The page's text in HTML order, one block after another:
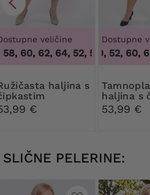
veličine
60, 62, 64,52, 56, 58, 60,
s
€
Dostupne
48, 50, 52, 60,
Tamnoplava
haljina s
rukavima
53,99 €
SLIČNE PELERINE: